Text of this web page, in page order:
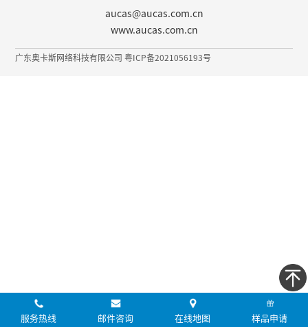
aucas@aucas.com.cn
www.aucas.com.cn
广东奥卡斯网络科技有限公司 粤ICP备2021056193号
服务热线 邮件咨询 在线地图 样品申请